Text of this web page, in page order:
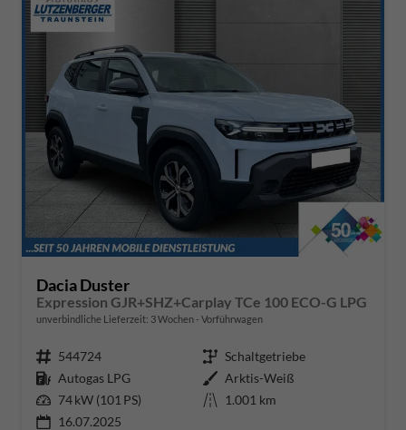
Dacia Duster
Expression GJR+SHZ+Carplay TCe 100 ECO-G LPG
unverbindliche Lieferzeit: 3 Wochen Vorführwagen
Fahrzeugnr. 544724 Getriebe Schaltgetriebe
Kraftstoff Autogas LPG Außenfarbe Arktis-Weiß
Leistung 74 kW (101 PS) Kilometerstand 1.001 km
16.07.2025